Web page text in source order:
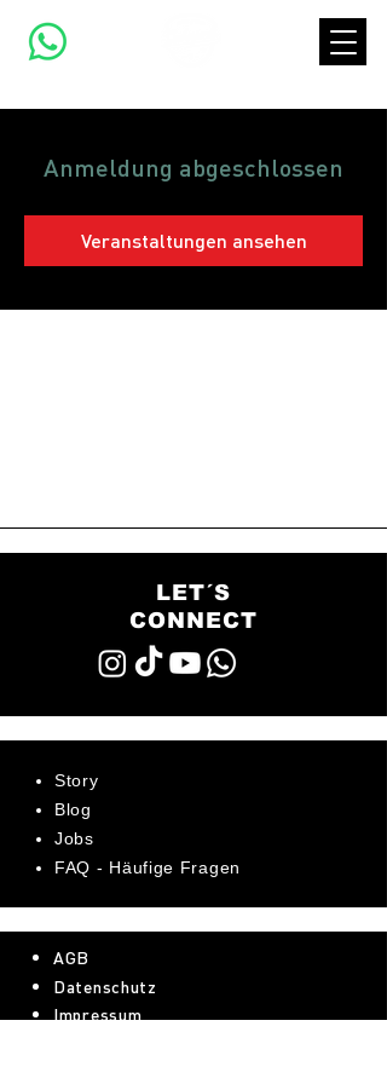
Anmeldung abgeschlossen
Veranstaltungen ansehen
LET´S
CONNECT
Story
Blog
Jobs
FAQ - Häufige Fragen
AGB
Datenschutz
Impressum